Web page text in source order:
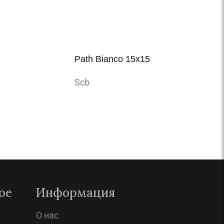
Path Bianco 15x15
Scb
Информация
О нас